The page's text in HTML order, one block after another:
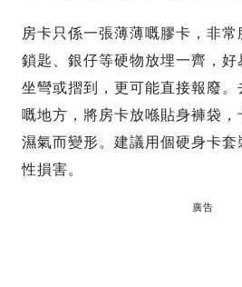
房卡只係一張薄薄嘅膠卡，非常
鎖匙、銀仔等硬物放埋一齊，
坐彎或摺到，更可能直接報廢
嘅地方，將房卡放喺貼身褲袋，
濕氣而變形。建議用個硬身卡套
性損害。
廣告